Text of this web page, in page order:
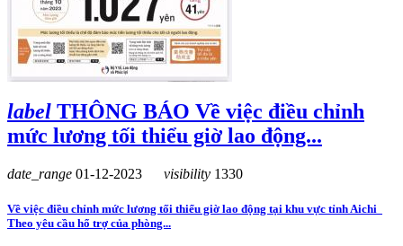
label THÔNG BÁO Về việc điều chỉnh
mức lương tối thiểu giờ lao động...
date_range 01-12-2023 visibility 1330
Về việc điều chỉnh mức lương tối thiểu giờ lao động tại khu vực tỉnh Aichi
Theo yêu cầu hổ trợ của phòng...